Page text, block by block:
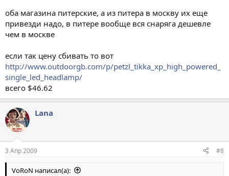
Ну и разумеется, скидку следует делать относительно
МИНИМАЛЬНОЙ цены на новый. Я пока что нашла
минимальную 1820р
http://www.lesvoda.ru/catalog/Lights/light_lob/petzl_tikka_xp/?
и 1800 в питере вродеhttp://www.pitermag.ru/tikka_xp
оба магазина питерские, а из питера в москву их еще
привезди надо, в питере вообще вся снаряга дешевле
чем в москве
если так цену сбивать то вот
http://www.outdoorgb.com/p/petzl_tikka_xp_high_powered_
single_led_headlamp/
всего $46.62
Lana
3 Апр 2009 #8
VoRoN написал(а):